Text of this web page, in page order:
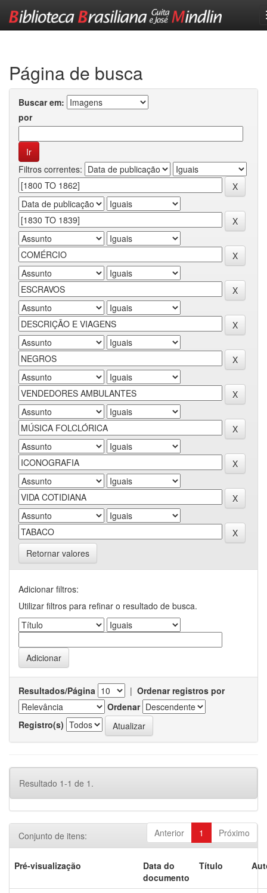
Página de busca
Buscar em:
por
Filtros correntes:
Retornar valores
Adicionar filtros:
Utilizar filtros para refinar o resultado de busca.
Resultados/Página | Ordenar registros por
Ordenar
Registro(s)
Resultado 1-1 de 1.
Anterior 1 Próximo
Conjunto de itens:
Pré-visualização
Data do
documento
Título